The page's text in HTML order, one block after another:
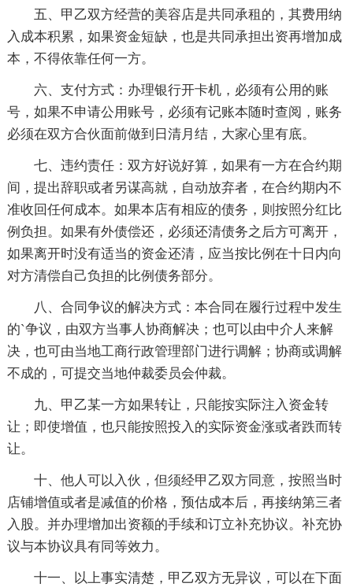
五、甲乙双方经营的美容店是共同承租的，其费用纳
入成本积累，如果资金短缺，也是共同承担出资再增加成
本，不得依靠任何一方。
六、支付方式：办理银行开卡机，必须有公用的账
号，如果不申请公用账号，必须有记账本随时查阅，账务
必须在双方合伙面前做到日清月结，大家心里有底。
七、违约责任：双方好说好算，如果有一方在合约期
间，提出辞职或者另谋高就，自动放弃者，在合约期内不
准收回任何成本。如果本店有相应的债务，则按照分红比
例负担。如果有外债偿还，必须还清债务之后方可离开，
如果离开时没有适当的资金还清，应当按比例在十日内向
对方清偿自己负担的比例债务部分。
八、合同争议的解决方式：本合同在履行过程中发生
的`争议，由双方当事人协商解决；也可以由中介人来解
决，也可由当地工商行政管理部门进行调解；协商或调解
不成的，可提交当地仲裁委员会仲裁。
九、甲乙某一方如果转让，只能按实际注入资金转
让；即使增值，也只能按照投入的实际资金涨或者跌而转
让。
十、他人可以入伙，但须经甲乙双方同意，按照当时
店铺增值或者是减值的价格，预估成本后，再接纳第三者
入股。并办理增加出资额的手续和订立补充协议。补充协
议与本协议具有同等效力。
十一、以上事实清楚，甲乙双方无异议，可以在下面